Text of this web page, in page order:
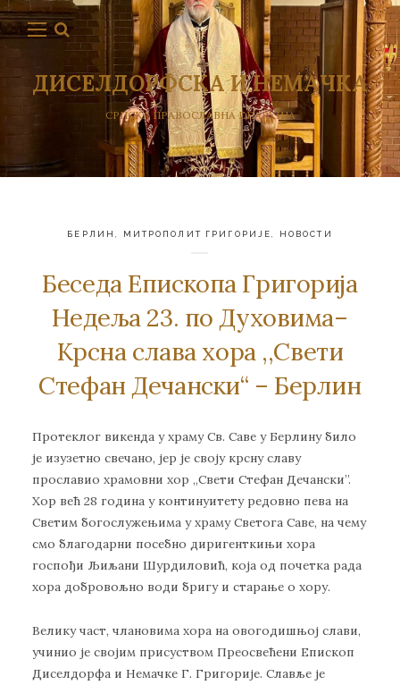
ДИСЕЛДОРФСКА И НЕМАЧКА
СРПСКА ПРАВОСЛАВНА ЕПАРХИЈА
БЕРЛИН МИТРОПОЛИТ ГРИГОРИЈЕ НОВОСТИ
Беседа Епископа Григорија
Недеља 23. по Духовима–
Крсна слава хора ,,Свети
Стефан Дечански“ – Берлин
Протеклог викенда у храму Св. Саве у Берлину било
је изузетно свечано, јер је своју крсну славу
прославио храмовни хор ,,Свети Стефан Дечански”.
Хор већ 28 година у континуитету редовно пева на
Светим богослужењима у храму Светога Саве, на чему
смо благодарни посебно диригенткињи хора
госпођи Љиљани Шурдиловић, која од почетка рада
хора добровољно води бригу и старање о хору.
Велику част, члановима хора на овогодишњој слави,
учинио је својим присуством Преосвећени Епископ
Диселдорфа и Немачке Г. Григорије. Славље је